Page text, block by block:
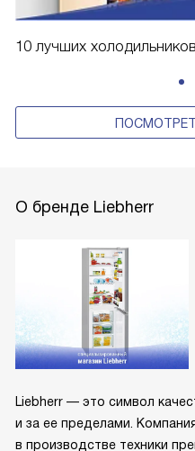
10 лучших
О бренде Liebherr
Liebherr — это символ
и за ее пределами.
в производстве техники